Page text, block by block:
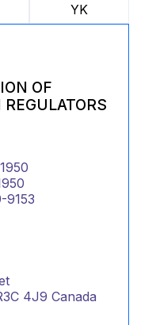
YK
OF
9153
4J9 Canada